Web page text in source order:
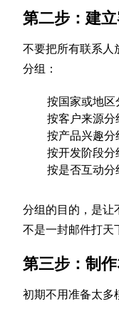
第二步：建
不要把所有联系人
分组：
按国家或地区
按客户来源分
按产品兴趣分
按开发阶段分
按是否互动分
分组的目的，是让
不是一封邮件打天
第三步：制
初期不用准备太多